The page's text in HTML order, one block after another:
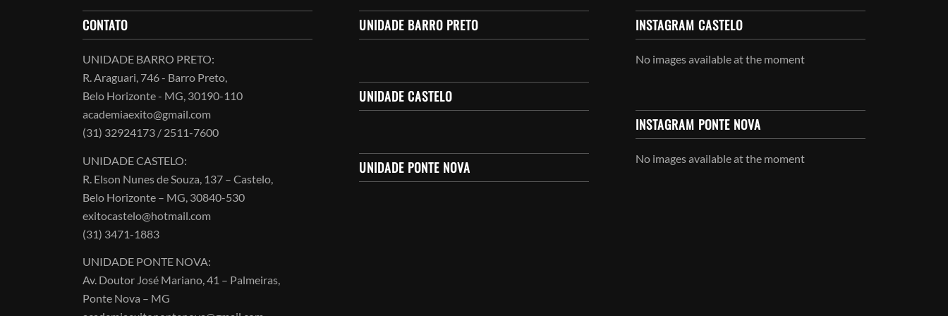
CONTATO
UNIDADE BARRO PRETO:
R. Araguari, 746 - Barro Preto,
Belo Horizonte - MG, 30190-110
academiaexito@gmail.com
(31) 32924173 / 2511-7600
UNIDADE CASTELO:
R. Elson Nunes de Souza, 137 – Castelo,
Belo Horizonte – MG, 30840-530
exitocastelo@hotmail.com
(31) 3471-1883
UNIDADE PONTE NOVA:
Av. Doutor José Mariano, 41 – Palmeiras,
Ponte Nova – MG
UNIDADE BARRO PRETO
UNIDADE CASTELO
UNIDADE PONTE NOVA
INSTAGRAM CASTELO
No images available at the moment
INSTAGRAM PONTE NOVA
No images available at the moment